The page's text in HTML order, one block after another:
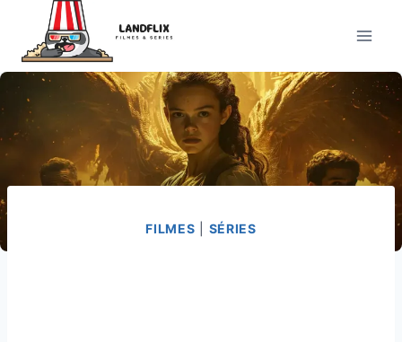
Conteúdo
FILMES SÉRIES